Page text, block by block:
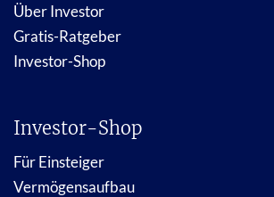
Über Investor
Gratis-Ratgeber
Investor-Shop
Investor-Shop
Für Einsteiger
Vermögensaufbau